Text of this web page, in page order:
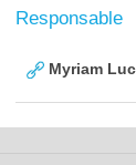
Responsable
Myriam